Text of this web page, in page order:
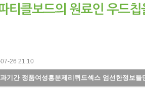
26 21:10
기간 정품여성흥분제리퀴드섹스 엄선한정보